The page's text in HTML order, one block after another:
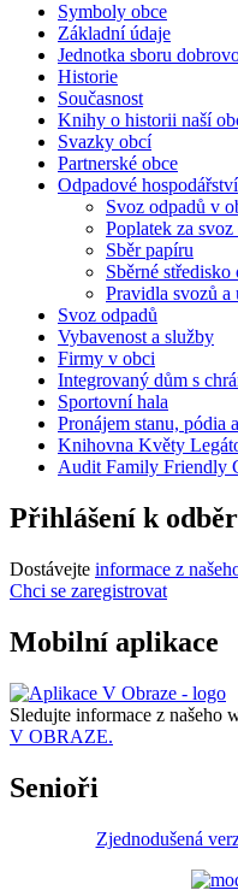
Symboly obce
Základní údaje
Jednotka sboru
Historie
Současnost
Knihy o historii naší
Svazky obcí
Partnerské obce
Odpadové hospodářství
Svoz odpadů v
Poplatek za svoz
Sběr papíru
Sběrné středisko
Pravidla svozů a
Svoz odpadů
Vybavenost a služby
Firmy v obci
Integrovaný dům s
Sportovní hala
Pronájem stanu, pódia
Knihovna Květy
Audit Family Friendly
Přihlášení k
Dostávejte informace z
Chci se zaregistrovat
Mobilní aplikace
Sledujte informace z našeho
V OBRAZE.
Senioři
Zjednodušená